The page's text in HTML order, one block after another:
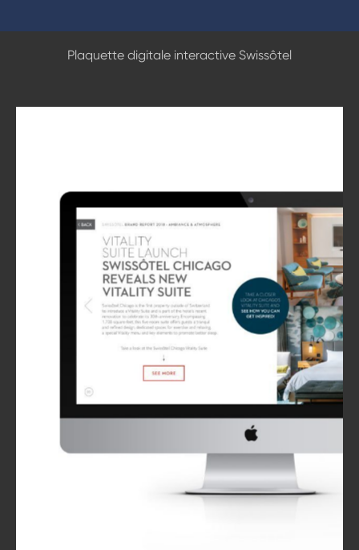
Plaquette digitale interactive Swissôtel